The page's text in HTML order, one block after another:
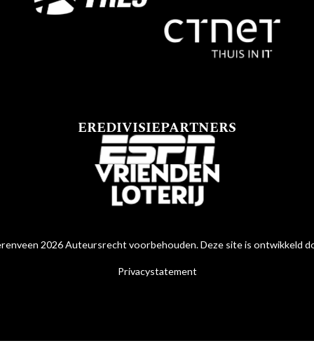
EREDIVISIEPARTNERS
2026 Auteursrecht voorbehouden. Deze site is ontwikkeld
Privacystatement